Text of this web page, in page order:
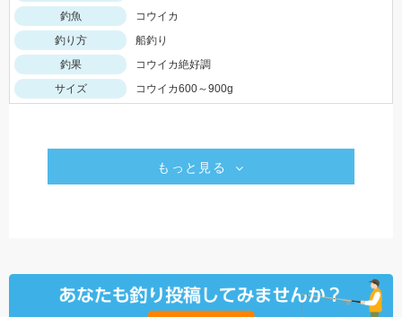
釣魚
コウイカ
釣り方
船釣り
釣果
コウイカ絶好調
サイズ
コウイカ600～900g
もっと見る